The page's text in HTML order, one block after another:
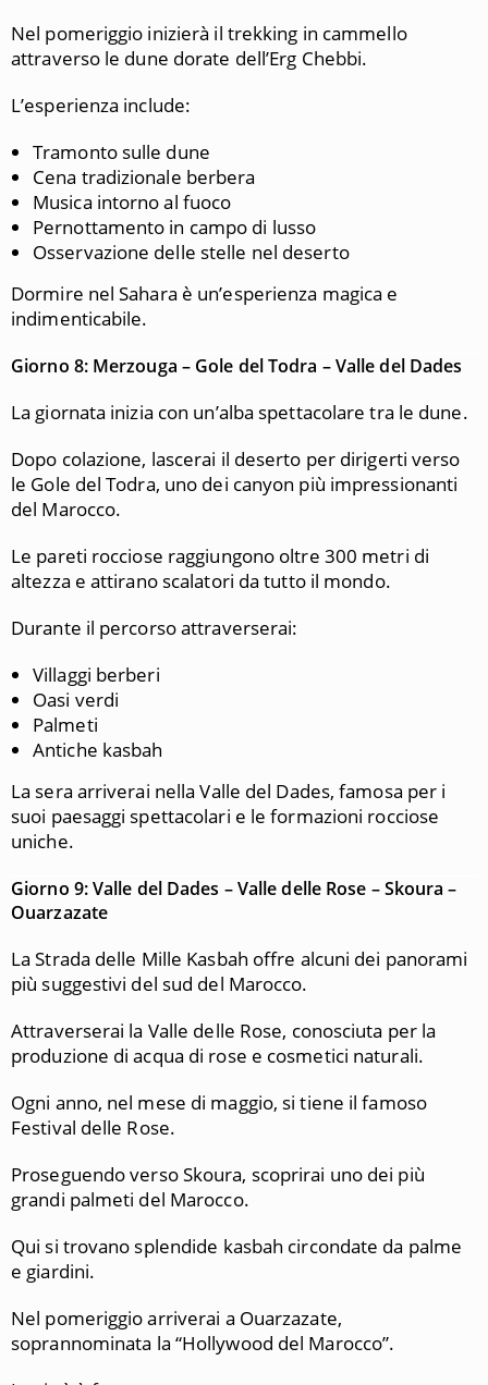
Nel pomeriggio inizierà il trekking in cammello
attraverso le dune dorate dell’Erg Chebbi.
L’esperienza include:
Tramonto sulle dune
Cena tradizionale berbera
Musica intorno al fuoco
Pernottamento in campo di lusso
Osservazione delle stelle nel deserto
Dormire nel Sahara è un’esperienza magica e
indimenticabile.
Giorno 8: Merzouga – Gole del Todra – Valle del Dades
La giornata inizia con un’alba spettacolare tra le dune.
Dopo colazione, lascerai il deserto per dirigerti verso
le Gole del Todra, uno dei canyon più impressionanti
del Marocco.
Le pareti rocciose raggiungono oltre 300 metri di
altezza e attirano scalatori da tutto il mondo.
Durante il percorso attraverserai:
Villaggi berberi
Oasi verdi
Palmeti
Antiche kasbah
La sera arriverai nella Valle del Dades, famosa per i
suoi paesaggi spettacolari e le formazioni rocciose
uniche.
Giorno 9: Valle del Dades – Valle delle Rose – Skoura –
Ouarzazate
La Strada delle Mille Kasbah offre alcuni dei panorami
più suggestivi del sud del Marocco.
Attraverserai la Valle delle Rose, conosciuta per la
produzione di acqua di rose e cosmetici naturali.
Ogni anno, nel mese di maggio, si tiene il famoso
Festival delle Rose.
Proseguendo verso Skoura, scoprirai uno dei più
grandi palmeti del Marocco.
Qui si trovano splendide kasbah circondate da palme
e giardini.
Nel pomeriggio arriverai a Ouarzazate,
soprannominata la “Hollywood del Marocco”.